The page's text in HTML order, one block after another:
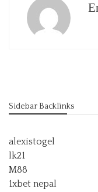
Sidebar Backlinks
alexistogel
lk21
M88
1xbet nepal